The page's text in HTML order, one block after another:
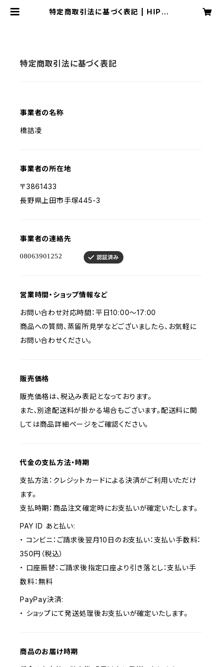
特定商取引法に基づく表記 | HIPPO
特定商取引法に基づく表記
事業者の名称
橋詰凌
事業者の所在地
〒3861433
長野県上田市手塚445-3
事業者の連絡先
営業時間・ショップ情報など
お問い合わせ対応時間：平日10:00～17:00
商品への質問、蒸留所見学などございましたら、お気軽に
お問い合わせください。
販売価格
販売価格は、税込み表記となっております。
また、別途配送料が掛かる場合もございます。配送料に関
しては商品詳細ページをご確認ください。
代金の支払方法・時期
支払方法：クレジットカードによる決済がご利用いただけ
ます。
支払時期：商品注文確定時にお支払いが確定いたします。
PAY ID あと払い:
・ コンビニ：ご請求後翌月10日のお支払い：支払い手数料：
350円（税込）
・ 口座振替：ご請求後指定口座より引き落とし：支払い手
数料：無料
PayPay決済:
・ ショップにて発送処理後お支払いが確定いたします。
商品のお届け時期